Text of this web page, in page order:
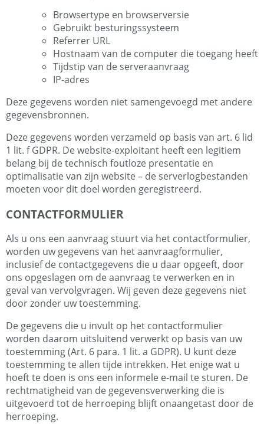
Browsertype en browserversie
Gebruikt besturingssysteem
Referrer URL
Hostnaam van de computer die toegang heeft
Tijdstip van de serveraanvraag
IP-adres
Deze gegevens worden niet samengevoegd met andere
gegevensbronnen.
Deze gegevens worden verzameld op basis van art. 6 lid
1 lit. f GDPR. De website-exploitant heeft een legitiem
belang bij de technisch foutloze presentatie en
optimalisatie van zijn website – de serverlogbestanden
moeten voor dit doel worden geregistreerd.
CONTACTFORMULIER
Als u ons een aanvraag stuurt via het contactformulier,
worden uw gegevens van het aanvraagformulier,
inclusief de contactgegevens die u daar opgeeft, door
ons opgeslagen om de aanvraag te verwerken en in
geval van vervolgvragen. Wij geven deze gegevens niet
door zonder uw toestemming.
De gegevens die u invult op het contactformulier
worden daarom uitsluitend verwerkt op basis van uw
toestemming (Art. 6 para. 1 lit. a GDPR). U kunt deze
toestemming te allen tijde intrekken. Het enige wat u
hoeft te doen is ons een informele e-mail te sturen. De
rechtmatigheid van de gegevensverwerking die is
uitgevoerd tot de herroeping blijft onaangetast door de
herroeping.